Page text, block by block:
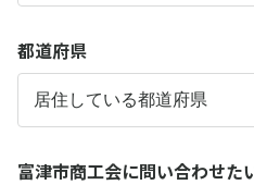
都道府県
富津市商工会に問い合わせた